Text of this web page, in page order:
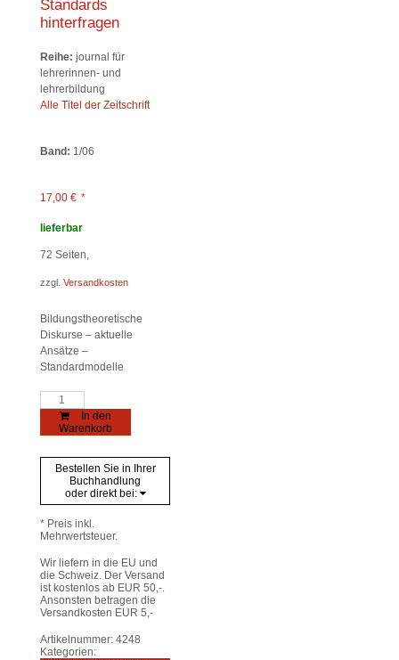
Standards
hinterfragen
Reihe: journal für
lehrerinnen- und
lehrerbildung
Alle Titel der Zeitschrift
Band: 1/06
17,00 € *
lieferbar
72 Seiten,
zzgl. Versandkosten
Bildungstheoretische
Diskurse – aktuelle
Ansätze –
Standardmodelle
Standards
hinterfragen
Menge
In den
Warenkorb
Bestellen Sie in Ihrer
Buchhandlung
oder direkt bei:
* Preis inkl.
Mehrwertsteuer.
Wir liefern in die EU und
die Schweiz. Der Versand
ist kostenlos ab EUR 50,-.
Ansonsten betragen die
Versandkosten EUR 5,-
Artikelnummer: 4248
Kategorien: